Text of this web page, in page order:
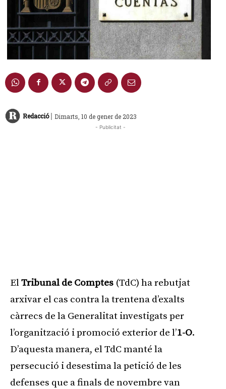
Redacció | Dimarts, 10 de gener de 2023
- Publicitat -
ElTribunal de Comptes (TdC) ha rebutjat
arxivar el cas contra la trentena d’exalts
càrrecs de la Generalitat investigats per
l’organització i promoció exterior de l’1-O.
D’aquesta manera, el TdC manté la
persecució i desestima la petició de les
defenses que a finals de novembre van